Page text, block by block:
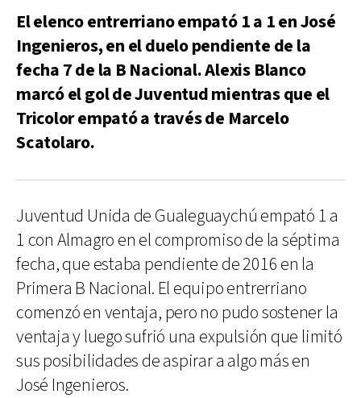
El elenco entrerriano empató 1 a 1 en José
Ingenieros, en el duelo pendiente de la
fecha 7 de la B Nacional. Alexis Blanco
marcó el gol de Juventud mientras que el
Tricolor empató a través de Marcelo
Scatolaro.
Juventud Unida de Gualeguaychú empató 1 a
1 con Almagro en el compromiso de la séptima
fecha, que estaba pendiente de 2016 en la
Primera B Nacional. El equipo entrerriano
comenzó en ventaja, pero no pudo sostener la
ventaja y luego sufrió una expulsión que limitó
sus posibilidades de aspirar a algo más en
José Ingenieros.